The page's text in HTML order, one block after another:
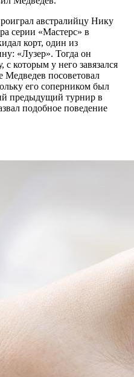
австралийцу Нику
серии «Мастерс» в
корт, один из
«Лузер». Тогда он
с которым у него завязался
посоветовал
его соперником был
предыдущий турнир в
подобное поведение